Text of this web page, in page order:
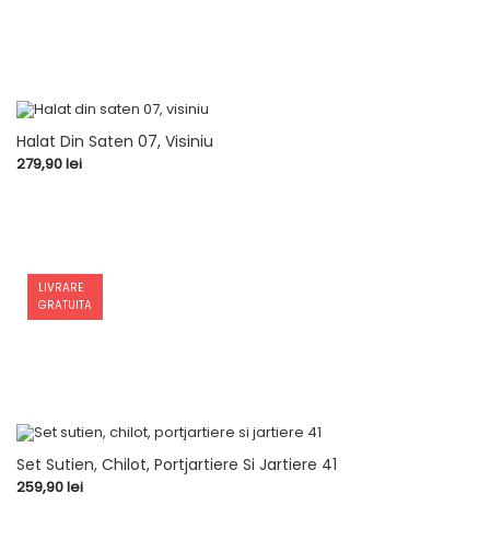
Halat Din Saten 07, Visiniu
Pret
279,90 lei
LIVRARE
GRATUITA
Set Sutien, Chilot, Portjartiere Si Jartiere 41
Pret
259,90 lei